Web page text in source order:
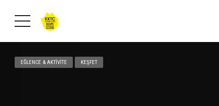
EĞLENCE & AKTIVITE KEŞFET